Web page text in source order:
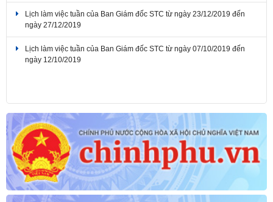
ngày 27/12/2019
Lịch làm việc tuần của Ban Giám đốc STC từ ngày 07/10/2019 đến
ngày 12/10/2019
Lịch làm việc tuần của Ban Giám đốc STC từ ngày 04/11/2019 đến